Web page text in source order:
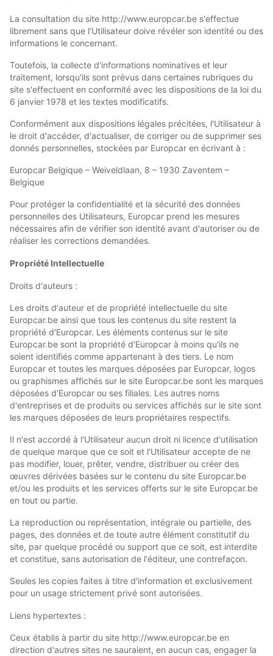
La consultation du site http://www.europcar.be s'effectue
librement sans que l'Utilisateur doive révéler son identité ou des
informations le concernant.
Toutefois, la collecte d'informations nominatives et leur
traitement, lorsqu'ils sont prévus dans certaines rubriques du
site s'effectuent en conformité avec les dispositions de la loi du
6 janvier 1978 et les textes modificatifs.
Conformément aux dispositions légales précitées, l'Utilisateur à
le droit d'accéder, d'actualiser, de corriger ou de supprimer ses
donnés personnelles, stockées par Europcar en écrivant à :
Europcar Belgique – Weiveldlaan, 8 – 1930 Zaventem –
Belgique
Pour protéger la confidentialité et la sécurité des données
personnelles des Utilisateurs, Europcar prend les mesures
nécessaires afin de vérifier son identité avant d'autoriser ou de
réaliser les corrections demandées.
Propriété Intellectuelle
Droits d'auteurs :
Les droits d'auteur et de propriété intellectuelle du site
Europcar.be ainsi que tous les contenus du site restent la
propriété d'Europcar. Les éléments contenus sur le site
Europcar.be sont la propriété d'Europcar à moins qu'ils ne
soient identifiés comme appartenant à des tiers. Le nom
Europcar et toutes les marques déposées par Europcar, logos
ou graphismes affichés sur le site Europcar.be sont les marques
déposées d'Europcar ou ses filiales. Les autres noms
d'entreprises et de produits ou services affichés sur le site sont
les marques déposées de leurs propriétaires respectifs.
Il n'est accordé à l'Utilisateur aucun droit ni licence d'utilisation
de quelque marque que ce soit et l'Utilisateur accepte de ne
pas modifier, louer, prêter, vendre, distribuer ou créer des
œuvres dérivées basées sur le contenu du site Europcar.be
et/ou les produits et les services offerts sur le site Europcar.be
en tout ou partie.
La reproduction ou représentation, intégrale ou partielle, des
pages, des données et de toute autre élément constitutif du
site, par quelque procédé ou support que ce soit, est interdite
et constitue, sans autorisation de l'éditeur, une contrefaçon.
Seules les copies faites à titre d'information et exclusivement
pour un usage strictement privé sont autorisées.
Liens hypertextes :
Ceux établis à partir du site http://www.europcar.be en
direction d'autres sites ne sauraient, en aucun cas, engager la